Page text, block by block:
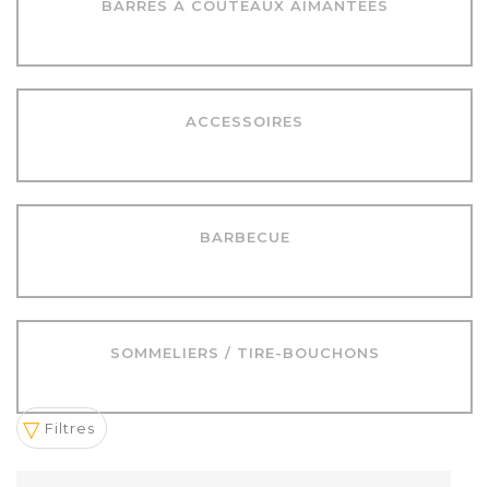
BARRES À COUTEAUX AIMANTÉES
ACCESSOIRES
BARBECUE
SOMMELIERS / TIRE-BOUCHONS
Filtres